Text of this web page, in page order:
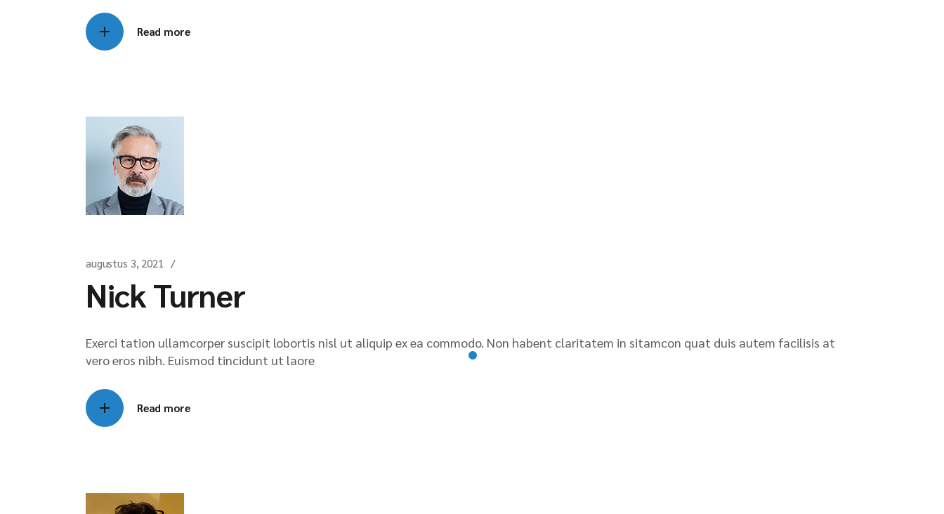
Read more
augustus 3, 2021
Nick Turner
Exerci tation ullamcorper suscipit lobortis nisl ut aliquip ex ea commodo. Non habent claritatem in sitamcon quat duis autem facilisis at
vero eros nibh. Euismod tincidunt ut laore
Read more